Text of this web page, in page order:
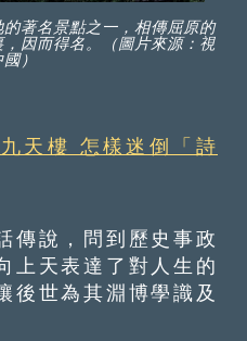
著名景點之一，相傳屈原的
因而得名。（圖片來源：視
）
天樓 怎樣迷倒「詩
說，問到歷史事政
上天表達了對人生的
後世為其淵博學識及